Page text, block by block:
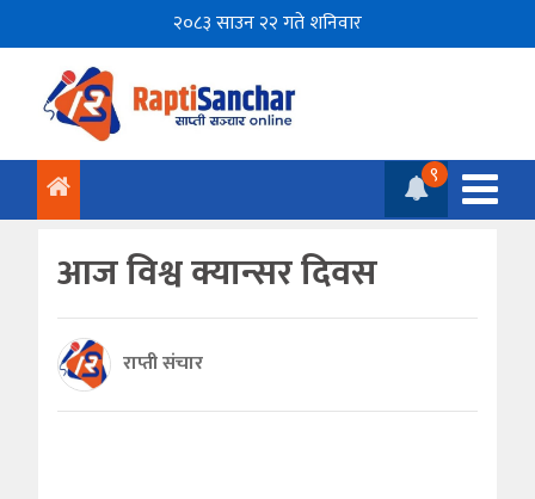
२०८३ साउन २२ गते शनिवार
९
आज विश्व क्यान्सर दिवस
राप्ती संचार